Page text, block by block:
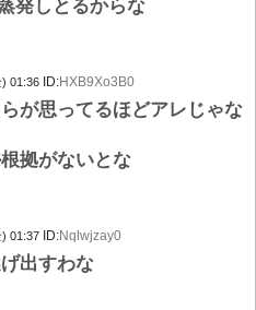
発しとるからな
01:36 ID:HXB9Xo3B0
が思ってるほどアレじゃな
拠がないとな
01:37 ID:Nqlwjzay0
出すわな